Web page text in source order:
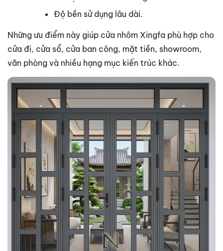
Độ bền sử dụng lâu dài.
Những ưu điểm này giúp cửa nhôm Xingfa phù hợp cho
cửa đi, cửa sổ, cửa ban công, mặt tiền, showroom,
văn phòng và nhiều hạng mục kiến trúc khác.